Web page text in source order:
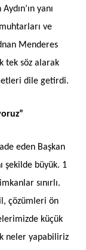
yanı
ve
Menderes
tek söz alarak
dile getirdi.
eden Başkan
şekilde büyük. 1
sınırlı.
çözümleri ön
küçük
neler yapabiliriz